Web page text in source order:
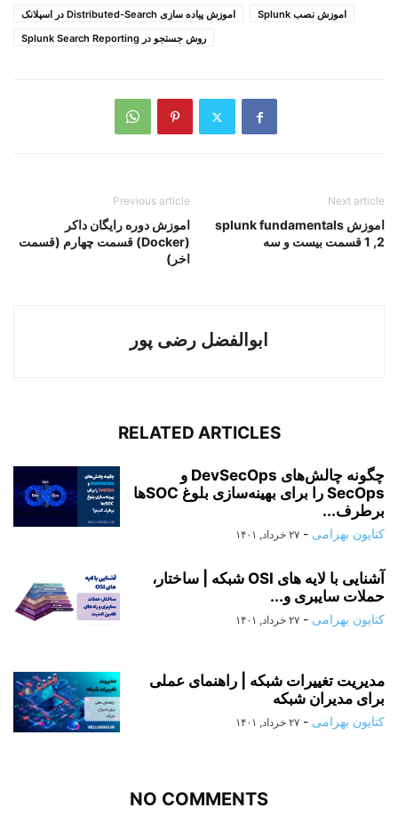
اموزش پیاده سازی Distributed-Search در اسپلانک
اموزش نصب Splunk
روش جستجو در Splunk Search Reporting
Previous article
اموزش دوره رایگان داکر
(Docker) قسمت چهارم (قسمت
اخر)
Next article
اموزش splunk fundamentals
1 ,2 قسمت بیست و سه
ابوالفضل رضی پور
RELATED ARTICLES
چگونه چالش‌های DevSecOps و
SecOps را برای بهینه‌سازی بلوغ SOC‌ها
برطرف...
کتایون بهرامی - ۲۷ خرداد, ۱۴۰۱
آشنایی با لایه های OSI شبکه | ساختار،
حملات سایبری و...
کتایون بهرامی - ۲۷ خرداد, ۱۴۰۱
مدیریت تغییرات شبکه | راهنمای عملی
برای مدیران شبکه
کتایون بهرامی - ۲۷ خرداد, ۱۴۰۱
NO COMMENTS